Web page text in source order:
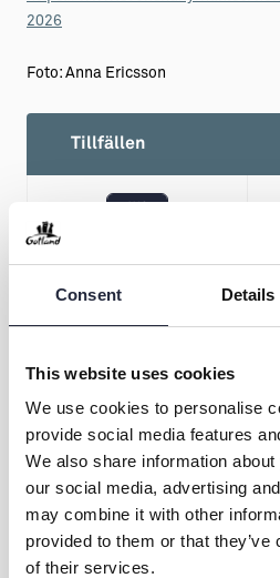
Consent Details
This website uses cookies
We use cookies to personalise
provide social media features
We also share information
our social media, advertising
may combine it with other
provided to them or that
of their services.
2026
Foto: Anna Ericsson
Tillfällen
Från Jan Johansson
Kontakt & öppettider